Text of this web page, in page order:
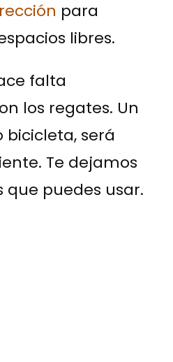
para
libres.
falta
los regates. Un
será
Te dejamos
que puedes usar.